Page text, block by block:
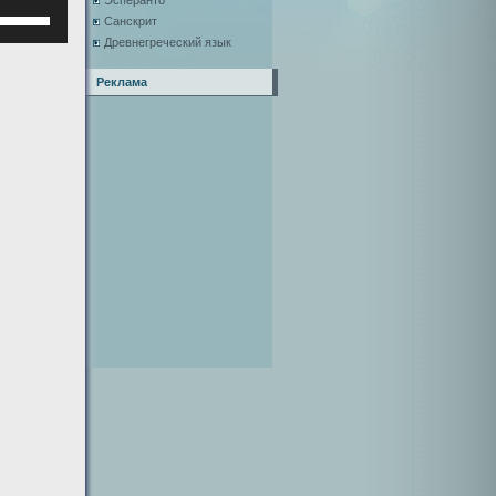
Санскрит
Древнегреческий язык
Реклама